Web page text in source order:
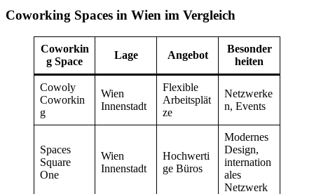
Coworking Spaces in Wien im Vergleich
Coworkin
g Space
Lage Angebot
Besonder
heiten
Cowoly
Coworkin
g
Wien
Innenstadt
Flexible
Arbeitsplät
ze
Netzwerke
n, Events
Spaces
Square
One
Wien
Innenstadt
Hochwerti
ge Büros
Modernes
Design,
internation
ales
Netzwerk